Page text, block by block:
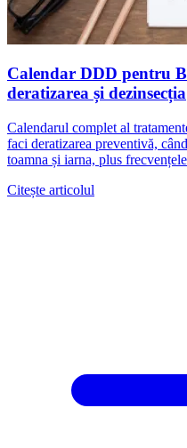
Calendar DDD pentru
deratizarea și dezinsecția
Calendarul complet al
faci deratizarea preventivă,
toamna și iarna, plus
Citește articolul